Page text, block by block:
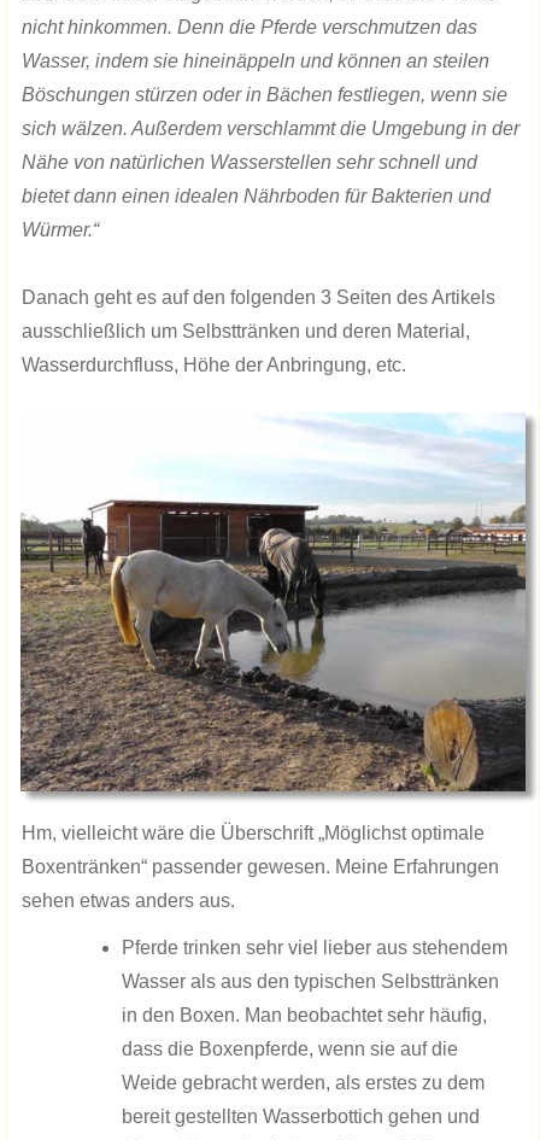
nicht hinkommen. Denn die Pferde verschmutzen das
Wasser, indem sie hineinäppeln und können an steilen
Böschungen stürzen oder in Bächen festliegen, wenn sie
sich wälzen. Außerdem verschlammt die Umgebung in der
Nähe von natürlichen Wasserstellen sehr schnell und
bietet dann einen idealen Nährboden für Bakterien und
Würmer.“
Danach geht es auf den folgenden 3 Seiten des Artikels
ausschließlich um Selbsttränken und deren Material,
Wasserdurchfluss, Höhe der Anbringung, etc.
​Hm, vielleicht wäre die Überschrift „Möglichst optimale
Boxentränken“ passender gewesen. Meine Erfahrungen
sehen etwas anders aus.
Pferde trinken sehr viel lieber aus stehendem
Wasser als aus den typischen Selbsttränken
in den Boxen. Man beobachtet sehr häufig,
dass die Boxenpferde, wenn sie auf die
Weide gebracht werden, als erstes zu dem
bereit gestellten Wasserbottich gehen und